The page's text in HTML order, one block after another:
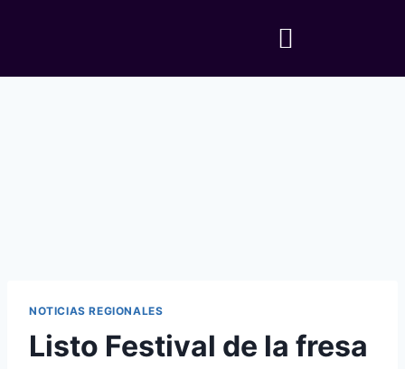
NOTICIAS REGIONALES
Listo Festival de la fresa